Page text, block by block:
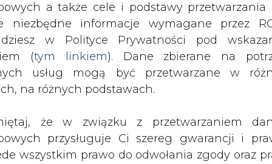
a także cele i podstawy przetwarzania
niezbędne informacje wymagane przez
w Polityce Prywatności pod
(tym linkiem). Dane zbierane na
usług mogą być przetwarzane w
na różnych podstawach.
że w związku z przetwarzaniem
przysługuje Ci szereg gwarancji i
wszystkim prawo do odwołania zgody oraz
że dokonana została zmiana
z kwoty 40 463 858zł. na kwotę
4 000 szt. obligacji